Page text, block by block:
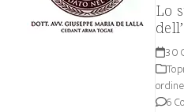
Lo
30
6